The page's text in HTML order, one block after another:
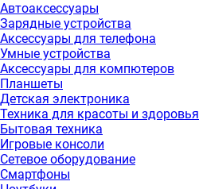
Автоаксессуары
Зарядные устройства
Аксессуары для телефона
Умные устройства
Аксессуары для компютеров
Планшеты
Детская электроника
Техника для красоты и здоровья
Бытовая техника
Игровые консоли
Сетевое оборудование
Смартфоны